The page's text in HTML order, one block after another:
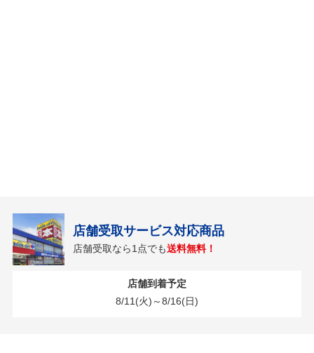
店舗受取サービス対応商品
店舗受取なら1点でも送料無料！
店舗到着予定
8/11(火)～8/16(日)